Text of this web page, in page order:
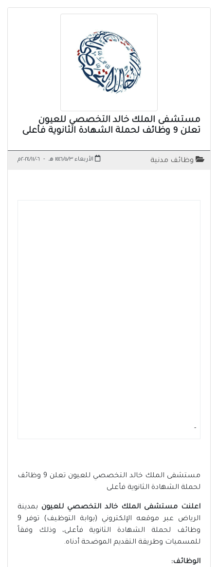
مستشفى الملك خالد التخصصي للعيون
تعلن 9 وظائف لحملة الشهادة الثانوية فأعلى
وظائف مدنية الأربعاء ١٤٤٦/٥/٣ هـ - ٢٠٢٤/١١/٠٦م
-
مستشفى الملك خالد التخصصي للعيون تعلن 9 وظائف
لحملة الشهادة الثانوية فأعلى
اعلنت مستشفى الملك خالد التخصصي للعيون بمدينة
الرياض عبر موقعه الإلكتروني (بوابة التوظيف) توفر 9
وظائف لحملة الشهادة الثانوية فأعلى، وذلك وفقاً
للمسميات وطريقة التقديم الموضحة أدناه.
الوظائف: